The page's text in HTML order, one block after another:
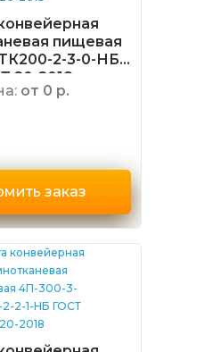
пищевая
2-3-0-НБ
20-2018
от 0 р.
заказ